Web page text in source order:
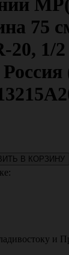
75
20, 1/2
В КОРЗИНУ
и